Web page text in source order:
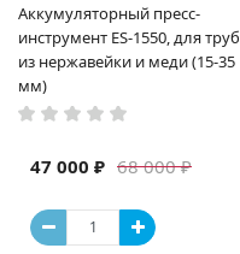
Аккумуляторный пресс-
инструмент ES-1550, для труб
из нержавейки и меди (15-35
мм)
68 000 ₽
47 000 ₽